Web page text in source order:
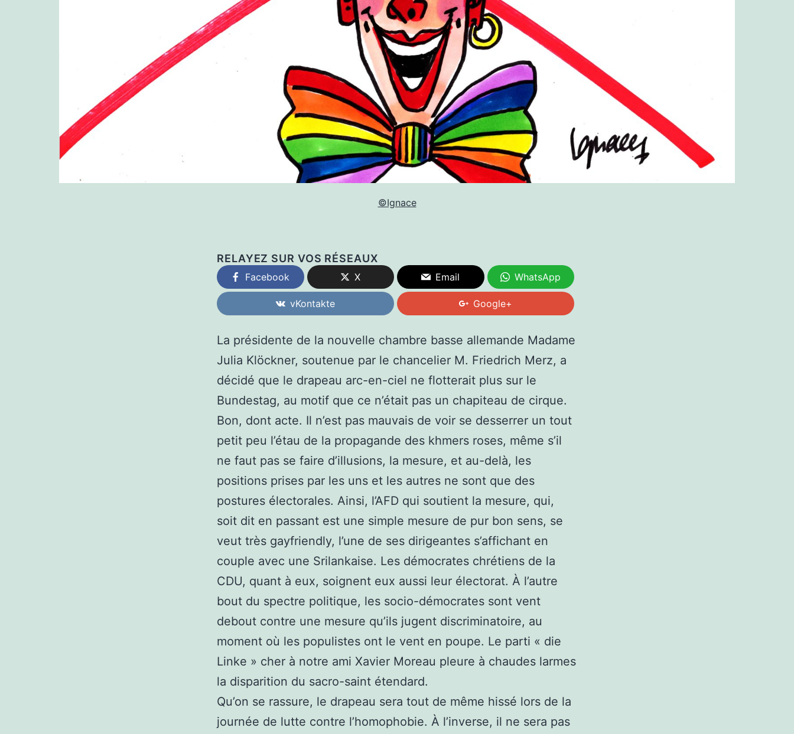
©Ignace
RELAYEZ SUR VOS RÉSEAUX
Facebook X Email WhatsApp
vKontakte Google+
La présidente de la nouvelle chambre basse allemande Madame
Julia Klöckner, soutenue par le chancelier M. Friedrich Merz, a
décidé que le drapeau arc-en-ciel ne flotterait plus sur le
Bundestag, au motif que ce n’était pas un chapiteau de cirque.
Bon, dont acte. Il n’est pas mauvais de voir se desserrer un tout
petit peu l’étau de la propagande des khmers roses, même s’il
ne faut pas se faire d’illusions, la mesure, et au-delà, les
positions prises par les uns et les autres ne sont que des
postures électorales. Ainsi, l’AFD qui soutient la mesure, qui,
soit dit en passant est une simple mesure de pur bon sens, se
veut très gayfriendly, l’une de ses dirigeantes s’affichant en
couple avec une Srilankaise. Les démocrates chrétiens de la
CDU, quant à eux, soignent eux aussi leur électorat. À l’autre
bout du spectre politique, les socio-démocrates sont vent
debout contre une mesure qu’ils jugent discriminatoire, au
moment où les populistes ont le vent en poupe. Le parti « die
Linke » cher à notre ami Xavier Moreau pleure à chaudes larmes
la disparition du sacro-saint étendard.
Qu’on se rassure, le drapeau sera tout de même hissé lors de la
journée de lutte contre l’homophobie. À l’inverse, il ne sera pas